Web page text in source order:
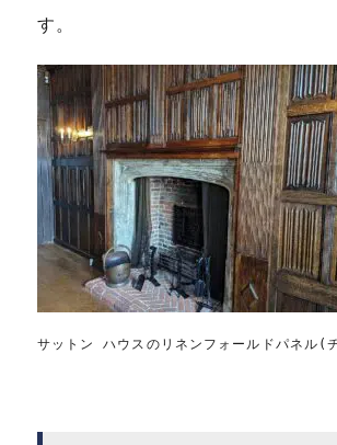
す。
サットン ハウスのリネンフォールドパネル(